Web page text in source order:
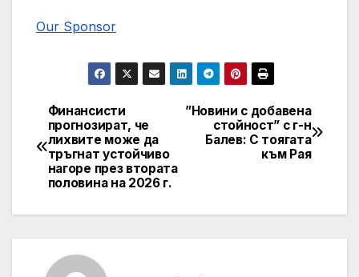
Our Sponsor
Post
navigation
”Новини с добавена
стойност” с г-н
Балев: С тоягата
към Рая
Финансисти
прогнозират, че
лихвите може да
тръгнат устойчиво
нагоре през втората
половина на 2026 г.